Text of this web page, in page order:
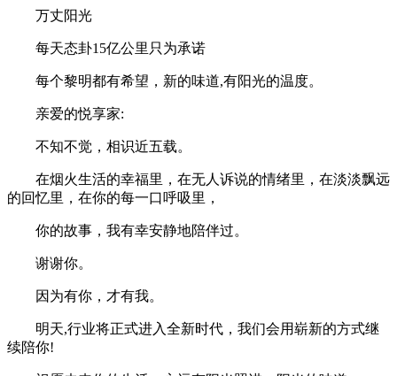
万丈阳光
每天态卦15亿公里只为承诺
每个黎明都有希望，新的味道,有阳光的温度。
亲爱的悦享家:
不知不觉，相识近五载。
在烟火生活的幸福里，在无人诉说的情绪里，在淡淡飘远
的回忆里，在你的每一口呼吸里，
你的故事，我有幸安静地陪伴过。
谢谢你。
因为有你，才有我。
明天,行业将正式进入全新时代，我们会用崭新的方式继
续陪你!